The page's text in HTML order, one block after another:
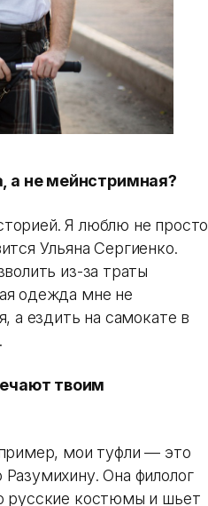
а не мейнстримная?
Я люблю не просто
Ульяна Сергиенко.
из-за траты
одежда мне не
а ездить на самокате в
твоим
мои туфли — это
Она филолог
русские костюмы и шьет